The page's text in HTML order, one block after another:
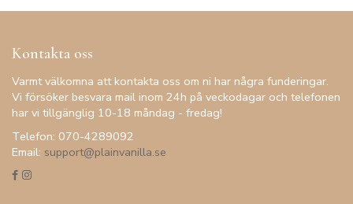
Kontakta oss
Varmt välkomna att kontakta oss om ni har några funderingar.
Vi försöker besvara mail inom 24h på veckodagar och telefonen
har vi tillgänglig 10-18 måndag - fredag!
Telefon: 070-4289092
Email: support@plainvanilla.se